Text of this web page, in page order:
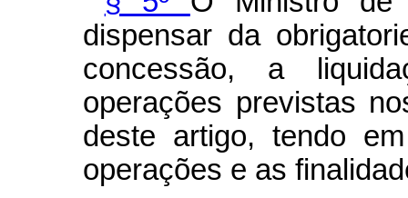
dispensar da
concessão, a
operações previstas
deste artigo, tendo
operações e as